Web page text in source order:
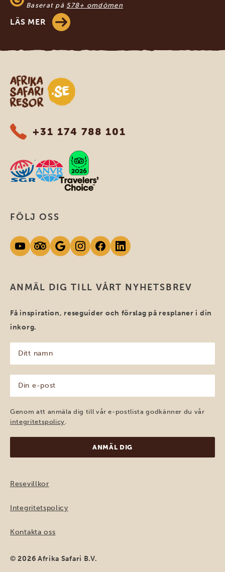
Baserat på 578+ omdömen
LÄS MER
Safari-resor i Afrika
+31 174 788 101
ANMÄL DIG TILL VÅRT NYHETSBREV
Få inspiration, reseguider och förslag på resplaner i din
inkorg.
namn
(Obligatoriskt)
post
(Obligatoriskt)
Genom att anmäla dig till vår e-postlista godkänner du vår
integritetspolicy
FÖLJ OSS
Resevillkor
Integritetspolicy
Kontakta oss
© 2026 Afrika Safari B.V.